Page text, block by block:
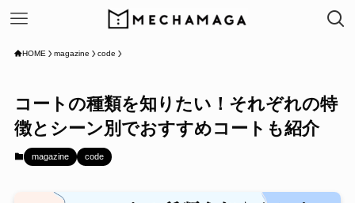
HOME magazine code
コートの種類を知りたい！それぞれの特
徴とシーン別でおすすめコートも紹介
magazine code